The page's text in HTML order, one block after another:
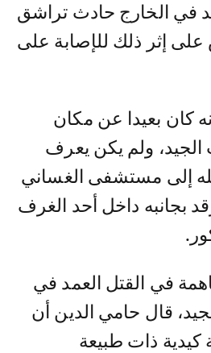
في الخارج حادث تراشق
على إثر ذلك للإصابة على
كان بعيدا عن مكان
الجيد، ولم يكن يعرف
إلى مستشفى الغساني
بجانبه داخل أحد الغرف
في القتل العمد في
قال حامي الدين أن
كيدية ذات طبيعة